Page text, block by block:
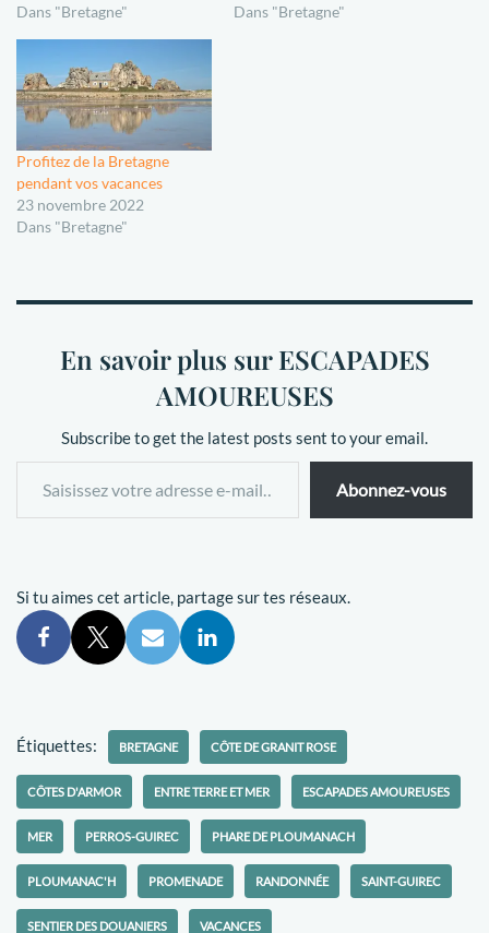
Dans "Bretagne"
Dans "Bretagne"
Profitez de la Bretagne
pendant vos vacances
23 novembre 2022
Dans "Bretagne"
En savoir plus sur ESCAPADES
AMOUREUSES
Subscribe to get the latest posts sent to your email.
Abonnez-vous
Si tu aimes cet article, partage sur tes réseaux.
Étiquettes: BRETAGNE CÔTE DE GRANIT ROSE
CÔTES D'ARMOR ENTRE TERRE ET MER ESCAPADES AMOUREUSES
MER PERROS-GUIREC PHARE DE PLOUMANACH
PLOUMANAC'H PROMENADE RANDONNÉE SAINT-GUIREC
SENTIER DES DOUANIERS VACANCES